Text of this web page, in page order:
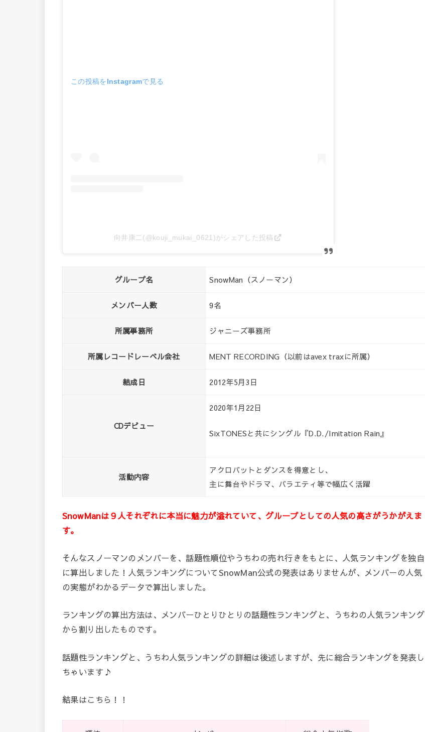
この投稿をInstagramで見る
向井康二(@kouji_mukai_0621)がシェアした投稿
グループ名 SnowMan（スノーマン）
メンバー人数 9名
所属事務所 ジャニーズ事務所
所属レコードレーベル会社 MENT RECORDING（以前はavex traxに所属）
結成日 2012年5月3日
CDデビュー
2020年1月22日
SixTONESと共にシングル『D.D./Imitation Rain』
活動内容
アクロバットとダンスを得意とし、
主に舞台やドラマ、バラエティ等で幅広く活躍
SnowManは９人それぞれに本当に魅力が溢れていて、グループとしての人気の高さがうかがえま
す。
そんなスノーマンのメンバーを、話題性順位やうちわの売れ行きをもとに、人気ランキングを独自
に算出しました！人気ランキングについてSnowMan公式の発表はありませんが、メンバーの人気
の実態がわかるデータで算出しました。
ランキングの算出方法は、メンバーひとりひとりの話題性ランキングと、うちわの人気ランキング
から割り出したものです。
話題性ランキングと、うちわ人気ランキングの詳細は後述しますが、先に総合ランキングを発表し
ちゃいます♪
結果はこちら！！